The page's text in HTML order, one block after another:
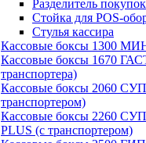
Разделитель покупок
Стойка для POS-
Стулья кассира
Кассовые боксы 1300
Кассовые боксы 1670
транспортера)
Кассовые боксы 2060
транспортером)
Кассовые боксы 2260
PLUS (с транспортером)